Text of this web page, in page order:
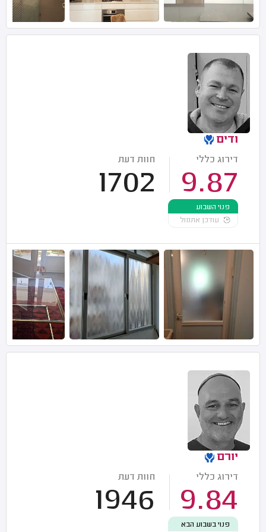
ודים
דירוג כללי
9.87
חוות דעת
1702
פנוי השבוע
עודכן אתמול
יורם
דירוג כללי
9.84
חוות דעת
1946
פנוי בשבוע הבא